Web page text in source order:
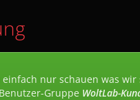
nur schauen was
Gruppe WoltLab-